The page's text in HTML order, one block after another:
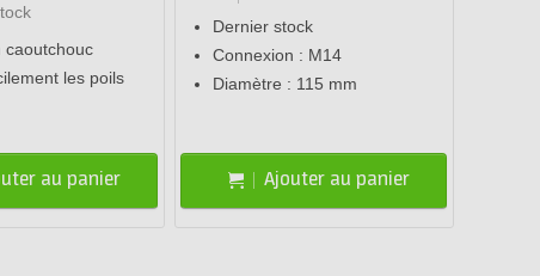
caoutchouc
les poils
au panier
Dernier stock
Connexion : M14
Diamètre : 115 mm
Ajouter au panier